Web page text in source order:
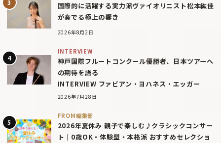
国際的に活躍する実力派ヴァイオリニスト松本紘佳
が奏でる極上の響き
2026年8月2日
INTERVIEW
神戸国際フルートコンクール優勝者、日本ツアーへ
の期待を語る
INTERVIEW ファビアン・ヨハネス・エッガー
2026年7月28日
FROM編集部
2026年夏休み 親子で楽しむ♪クラシックコンサー
ト｜0歳OK・体験型・本格派 おすすめセレクショ